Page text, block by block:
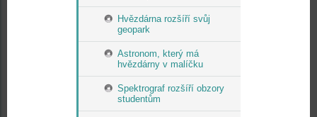
Hvězdárna rozšíří svůj
geopark
Astronom, který má
hvězdárny v malíčku
Spektrograf rozšíří obzory
studentům